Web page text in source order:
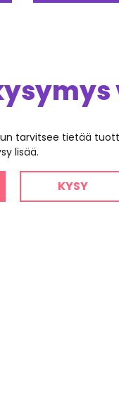
tarvitsee tietää
lisää.
KYSY